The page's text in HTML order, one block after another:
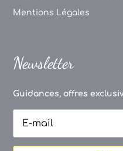
Mentions Légales
Newsletter
Guidances, offres